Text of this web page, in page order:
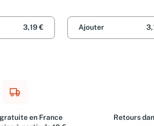
3,19 € Ajouter
en France
Retours